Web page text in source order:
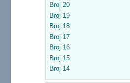
Broj 20
Broj 19
Broj 18
Broj 17
Broj 16
Broj 15
Broj 14